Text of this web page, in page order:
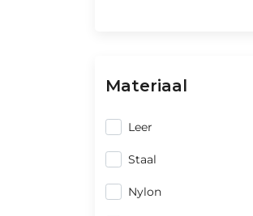
Materiaal
Leer
Staal
Nylon